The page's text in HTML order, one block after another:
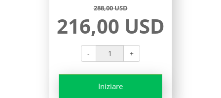
288,00 USD
216,00 USD
- +
Iniziare